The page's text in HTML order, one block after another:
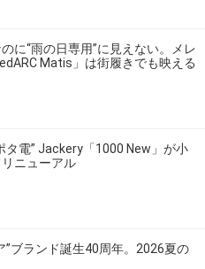
に“雨の日専用”に見えない。メレ
Matis」は街履きでも映える
タ電” Jackery「1000 New」が小
ニューアル
”ブランド誕生40周年。2026夏の